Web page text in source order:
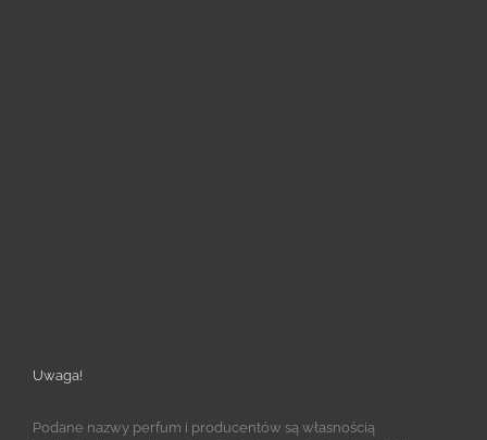
Uwaga!
Podane nazwy perfum i producentów są własnością